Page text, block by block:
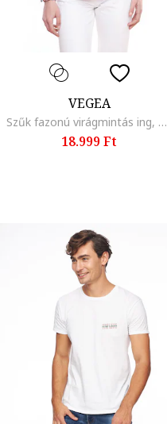
VEGEA
Szűk fazonú virágmintás ing, Élénkpiros/Kék
18.999 Ft